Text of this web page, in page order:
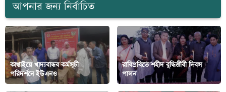
আপনার জন্য নির্বাচিত
কাপ্তাইয়ে খাদ্যবান্ধব কর্মসূচী
পরিদর্শনে ইউএনও
রাবিপ্রবিতে শহীদ বুদ্ধিজীবী দিবস
পালন